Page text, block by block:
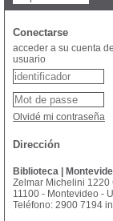
Conectarse
acceder a su cuenta de
usuario
Olvidé mi contraseña
Dirección
Biblioteca |
Zelmar Michelini 1220
11100 - Montevideo -
Teléfono: 2900 7194